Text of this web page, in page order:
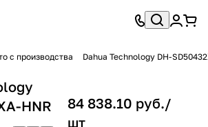
с производства Dahua Technology DH-
HNR
84 838.10 руб./
шт